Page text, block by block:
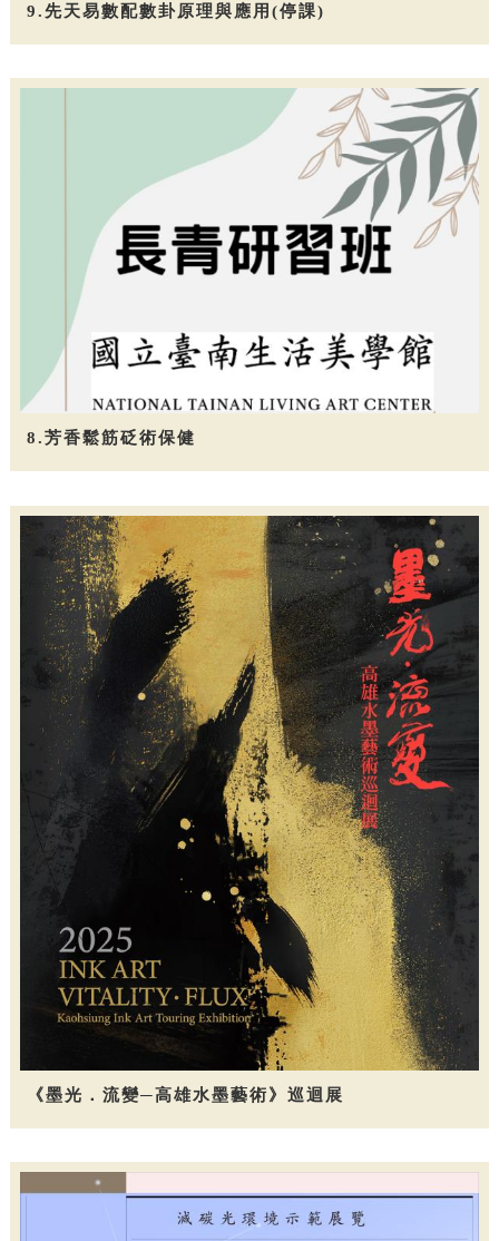
9.先天易數配數卦原理與應用(停課)
8.芳香鬆筋砭術保健
《墨光．流變─高雄水墨藝術》巡迴展